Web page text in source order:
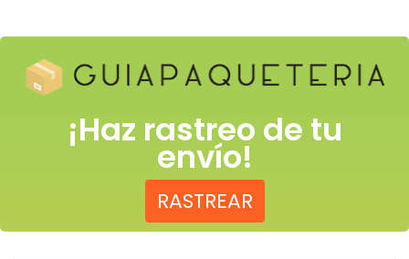
¡Haz rastreo de tu
envío!
RASTREAR